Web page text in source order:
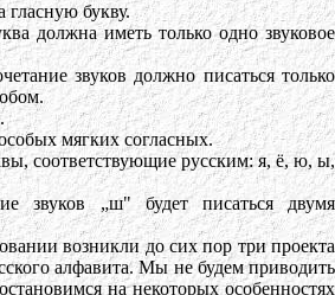
гласную букву.
должна иметь только одно звуковое
звуков должно писаться только
мягких согласных.
соответствующие русским: я, ё, ю, ы,
звуков „ш" будет писаться двумя
возникли до сих пор три проекта
алфавита. Мы не будем приводить
на некоторых особенностях